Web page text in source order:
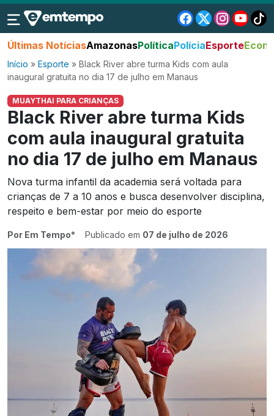
Últimas NotíciasAmazonasPolíticaPolíciaEsporte
Início » Esporte » Black River abre turma Kids com aula
inaugural gratuita no dia 17 de julho em Manaus
MUAYTHAI PARA CRIANÇAS
Black River abre turma Kids
com aula inaugural gratuita
no dia 17 de julho em Manaus
Nova turma infantil da academia será voltada para
crianças de 7 a 10 anos e busca desenvolver disciplina,
respeito e bem-estar por meio do esporte
Por Em Tempo* Publicado em 07 de julho de 2026